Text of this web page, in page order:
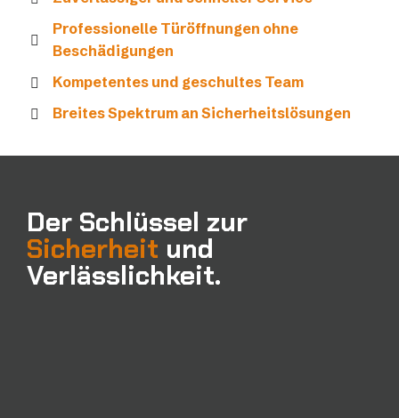
Professionelle Türöffnungen ohne
Beschädigungen
Kompetentes und geschultes Team
Breites Spektrum an Sicherheitslösungen
Der Schlüssel zur
Sicherheit und
Verlässlichkeit.